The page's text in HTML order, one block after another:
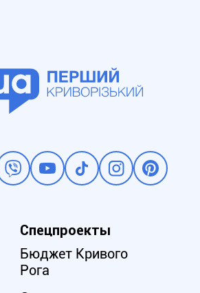
Спецпроекты
Бюджет Кривого
Рога